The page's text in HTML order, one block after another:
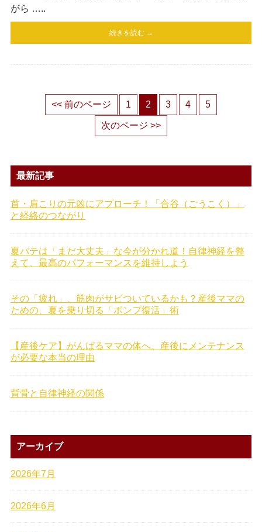
がら …..
続きを読む →
<< 前のページ 1 2 3 4 5
次のページ >>
最新記事
首・肩こりの元凶にアプローチ！「合谷（ごうこく）」
と経絡のつながり
夏バテは「まだ大丈夫」な今が分かれ道！自律神経を整
えて、最高のパフォーマンスを維持しよう
その「疲れ」、筋肉がサビついているかも？産後ママの
ための、夏を乗り切る「ポンプ復活」術
【産後ケア】がんばるママの体へ。産後にメンテナンス
が必要な本当の理由
背骨と自律神経の関係
アーカイブ
2026年7月
2026年6月